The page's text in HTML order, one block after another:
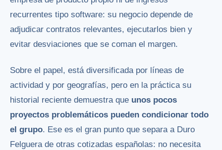
recurrentes tipo software: su negocio depende de
adjudicar contratos relevantes, ejecutarlos bien y
evitar desviaciones que se coman el margen.
Sobre el papel, está diversificada por líneas de
actividad y por geografías, pero en la práctica su
historial reciente demuestra que unos pocos
proyectos problemáticos pueden condicionar todo
el grupo. Ese es el gran punto que separa a Duro
Felguera de otras cotizadas españolas: no necesita